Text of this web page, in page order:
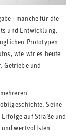
- manche für die
und Entwicklung.
Prototypen
wie wir es heute
Getriebe und
Seine
auf Straße und
und wertvollsten